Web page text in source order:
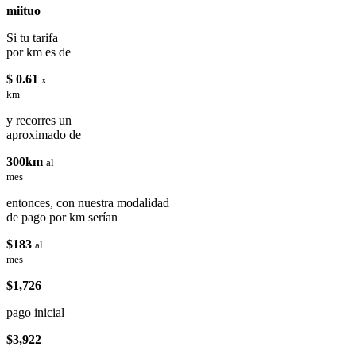
miituo
Si tu tarifa
por km es de
$ 0.61 x
km
y recorres un
aproximado de
300km al
mes
entonces, con nuestra modalidad
de pago por km serían
$183 al
mes
$1,726
pago inicial
$3,922